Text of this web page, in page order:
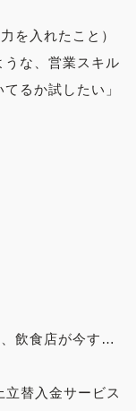
を入れたこと）
うな、営業スキル
るか試したい」
、飲食店が今す…
替入金サービス